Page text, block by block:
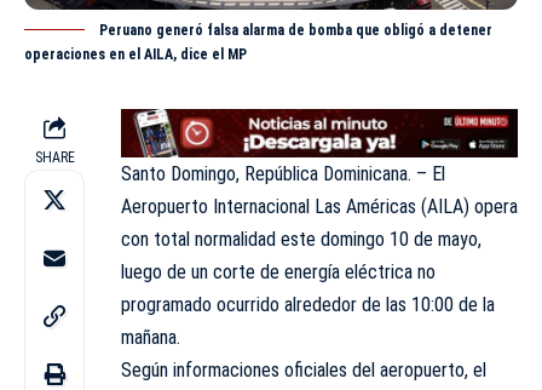
Peruano generó falsa alarma de bomba que obligó a detener
operaciones en el AILA, dice el MP
SHARE
Santo Domingo, República Dominicana. – El
Aeropuerto Internacional Las Américas (AILA) opera
con total normalidad este domingo 10 de mayo,
luego de un corte de energía eléctrica no
programado ocurrido alrededor de las 10:00 de la
mañana.
Según informaciones oficiales del aeropuerto, el